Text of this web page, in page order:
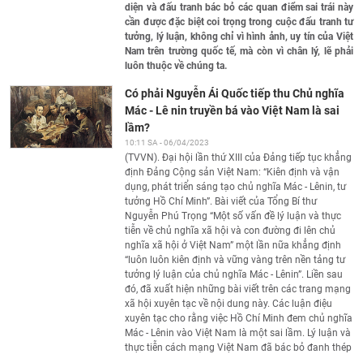
diện và đấu tranh bác bỏ các quan điểm sai trái này
cần được đặc biệt coi trọng trong cuộc đấu tranh tư
tưởng, lý luận, không chỉ vì hình ảnh, uy tín của Việt
Nam trên trường quốc tế, mà còn vì chân lý, lẽ phải
luôn thuộc về chúng ta.
Có phải Nguyễn Ái Quốc tiếp thu Chủ nghĩa
Mác - Lê nin truyền bá vào Việt Nam là sai
lầm?
10:11 SA - 06/04/2023
(TVVN). Đại hội lần thứ XIII của Đảng tiếp tục khẳng
định Đảng Cộng sản Việt Nam: “Kiên định và vận
dụng, phát triển sáng tạo chủ nghĩa Mác - Lênin, tư
tưởng Hồ Chí Minh”. Bài viết của Tổng Bí thư
Nguyễn Phú Trọng “Một số vấn đề lý luận và thực
tiễn về chủ nghĩa xã hội và con đường đi lên chủ
nghĩa xã hội ở Việt Nam” một lần nữa khẳng định
“luôn luôn kiên định và vững vàng trên nền tảng tư
tưởng lý luận của chủ nghĩa Mác - Lênin”. Liền sau
đó, đã xuất hiện những bài viết trên các trang mạng
xã hội xuyên tạc về nội dung này. Các luận điệu
xuyên tạc cho rằng việc Hồ Chí Minh đem chủ nghĩa
Mác - Lênin vào Việt Nam là một sai lầm. Lý luận và
thực tiễn cách mạng Việt Nam đã bác bỏ đanh thép